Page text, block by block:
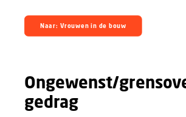
Naar: Vrouwen in de bouw
Ongewenst/
gedrag